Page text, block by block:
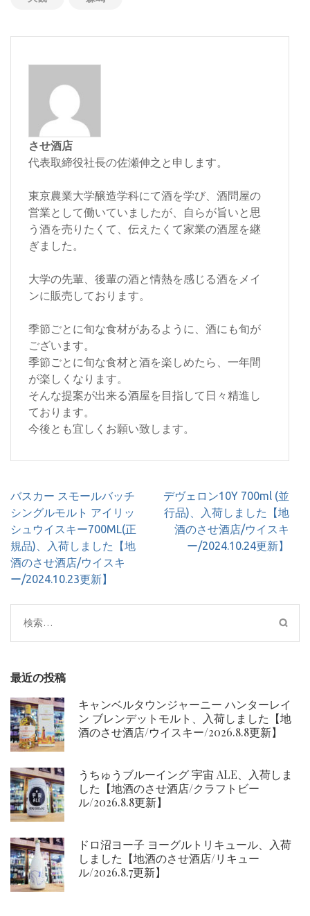
させ酒店
代表取締役社長の佐瀬伸之と申します。
東京農業大学醸造学科にて酒を学び、酒問屋の
営業として働いていましたが、自らが旨いと思
う酒を売りたくて、伝えたくて家業の酒屋を継
ぎました。
大学の先輩、後輩の酒と情熱を感じる酒をメイ
ンに販売しております。
季節ごとに旬な食材があるように、酒にも旬が
ございます。
季節ごとに旬な食材と酒を楽しめたら、一年間
が楽しくなります。
そんな提案が出来る酒屋を目指して日々精進し
ております。
今後とも宜しくお願い致します。
投
稿
ナ
ビ
ゲ
ー
ン
バスカー スモールバッチ
シングルモルト アイリッ
シュウイスキー700ML(正
規品)、入荷しました【地
酒のさせ酒店/ウイスキ
ー/2024.10.23更新】
デヴェロン10Y 700ml (並
行品)、入荷しました【地
酒のさせ酒店/ウイスキ
ー/2024.10.24更新】
検
索:
最近の投稿
キャンベルタウンジャーニー ハンターレイ
ン ブレンデットモルト、入荷しました【地
酒のさせ酒店/ウイスキー/2026.8.8更新】
うちゅうブルーイング 宇宙 ALE、入荷しま
した【地酒のさせ酒店/クラフトビー
ル/2026.8.8更新】
ドロ沼ヨー子 ヨーグルトリキュール、入荷
しました【地酒のさせ酒店/リキュー
ル/2026.8.7更新】